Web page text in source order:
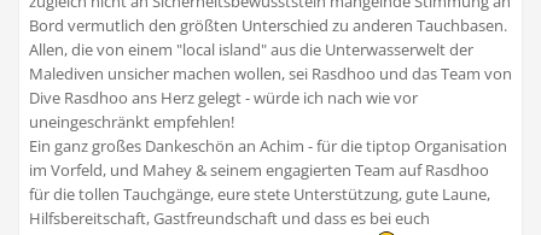
Bord vermutlich den größten Unterschied zu anderen Tauchbasen.
Allen, die von einem "local island" aus die Unterwasserwelt der
Malediven unsicher machen wollen, sei Rasdhoo und das Team von
Dive Rasdhoo ans Herz gelegt - würde ich nach wie vor
uneingeschränkt empfehlen!
Ein ganz großes Dankeschön an Achim - für die tiptop Organisation
im Vorfeld, und Mahey & seinem engagierten Team auf Rasdhoo
für die tollen Tauchgänge, eure stete Unterstützung, gute Laune,
Hilfsbereitschaft, Gastfreundschaft und dass es bei euch